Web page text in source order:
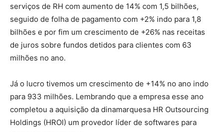
serviços de RH com aumento de 14% com 1,5 bilhões,
seguido de folha de pagamento com +2% indo para 1,8
bilhões e por fim um crescimento de +26% nas receitas
de juros sobre fundos detidos para clientes com 63
milhões no ano.
Já o lucro tivemos um crescimento de +14% no ano indo
para 933 milhões. Lembrando que a empresa esse ano
completou a aquisição da dinamarquesa HR Outsourcing
Holdings (HROI) um provedor líder de softwares para